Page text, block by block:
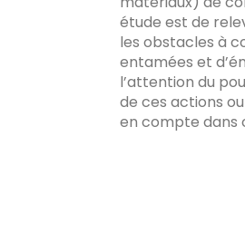
étude est de
les obstacles à
entamées et
l’attention du
de ces actions
en compte dans